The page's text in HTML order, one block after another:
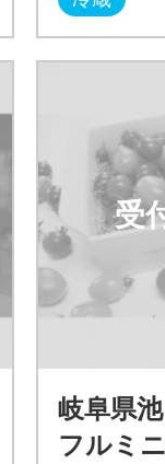
受
岐阜県
フルミ